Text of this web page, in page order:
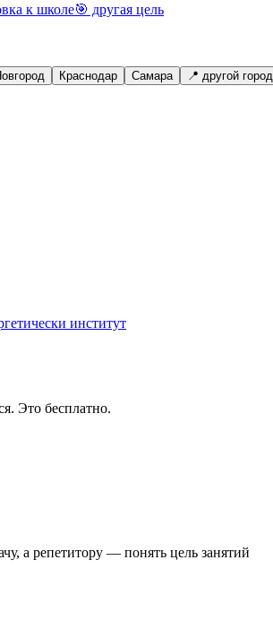
к школе🎯 другая цель
Краснодар Самара 📍 другой город
институт
Это бесплатно.
, а репетитору — понять цель занятий